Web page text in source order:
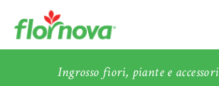
Ingrosso fiori, piante e accessori